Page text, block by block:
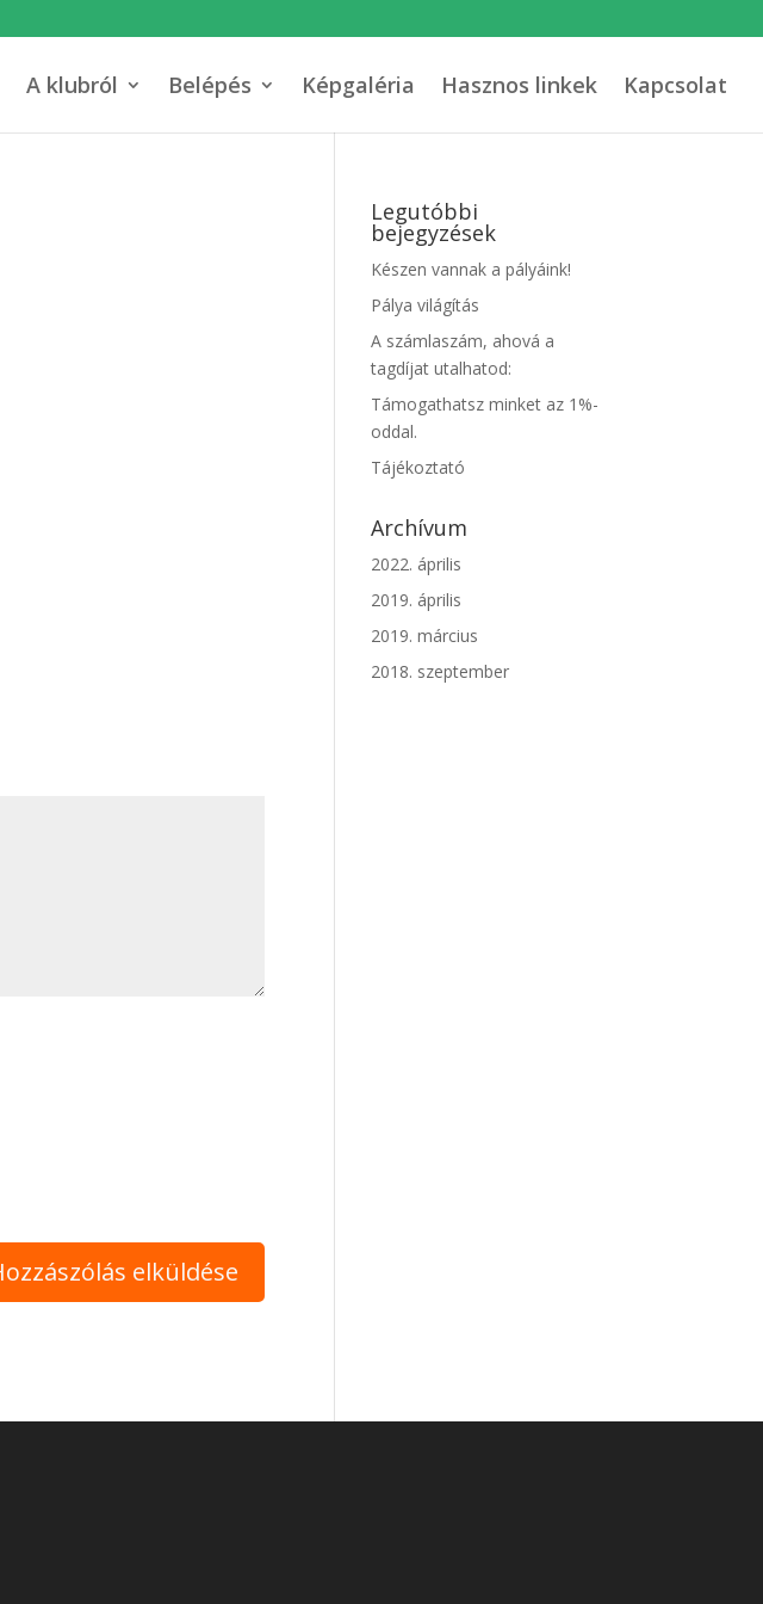
A klubról Belépés Képgaléria Hasznos linkek Kapcsolat
Legutóbbi
bejegyzések
Készen vannak a pályáink!
Pálya világítás
A számlaszám, ahová a
tagdíjat utalhatod:
Támogathatsz minket az 1%-
oddal.
Tájékoztató
Archívum
2022. április
2019. április
2019. március
2018. szeptember